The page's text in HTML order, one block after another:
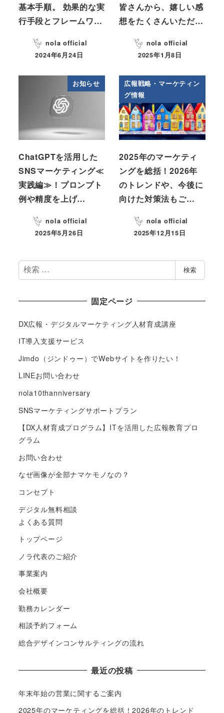
基本手順。 効果的な実
行手段とフレームワ…
nola official
2024年6月24日
皆さんから、嬉しい感
想をたくさんいただ…
nola official
2025年1月8日
お知らせ
ChatGPTを活用した
SNSマーケティング≪
実践編≫！プロンプト
例や精度を上げ…
nola official
2025年5月26日
広報戦略・マーケティン
グ情報
2025年のマーケティ
ングを総括！2026年
のトレンドや、今後に
向けた対策法もご…
nola official
2025年12月15日
検
索
検索
固定ページ
DX広報・デジタルマーケティング人材育成講座
IT導入支援サービス
Jimdo（ジンドゥー）でWebサイトを作りたい！
LINEお問い合わせ
nola10thanniversary
SNSマーケティングサポートプラン
【DX人材育成プログラム】ITを活用した広報教育プロ
グラム
お問い合わせ
なぜ画像が全部ナマケモノなの？
コンセプト
デジタル無料相談
よくある質問
トップページ
ノラ代表のご紹介
事業案内
会社概要
勤務カレンダー
相談予約フォーム
総合デザインコンサルティングの流れ
最近の投稿
年末年始の営業に関するご案内
2025年のマーケティングを総括！2026年のトレンド